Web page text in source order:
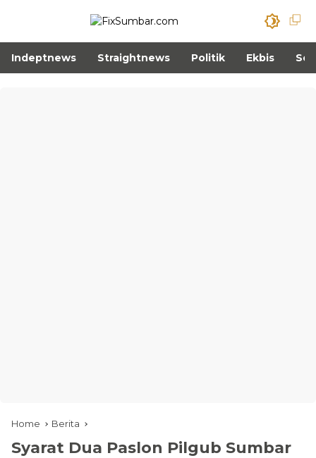
Indeptnews Straightnews Politik Ekbis
Home Berita
Syarat Dua Paslon Pilgub Sumbar